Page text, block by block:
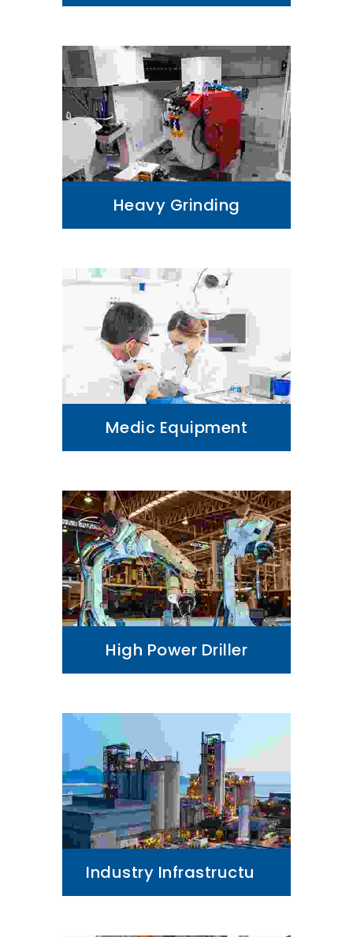
Heavy Grinding
Medic Equipment
High Power Driller